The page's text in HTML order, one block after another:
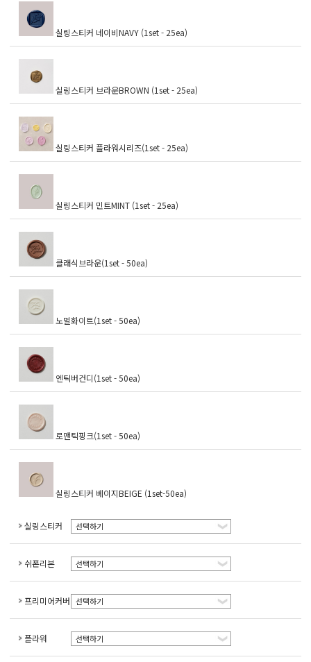
실링스티커 네이비NAVY (1set - 25ea)
실링스티커 브라운BROWN (1set - 25ea)
실링스티커 플라워시리즈(1set - 25ea)
실링스티커 민트MINT (1set - 25ea)
클래식브라운(1set - 50ea)
노멀화이트(1set - 50ea)
엔틱버건디(1set - 50ea)
로맨틱핑크(1set - 50ea)
실링스티커 베이지BEIGE (1set-50ea)
실링스티커 선택하기
쉬폰리본 선택하기
프리미어커버 선택하기
플라워 선택하기